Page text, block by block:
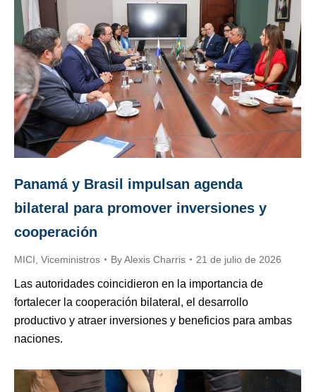
Panamá y Brasil impulsan agenda
bilateral para promover inversiones y
cooperación
MICI Viceministros ByAlexis Charris 21 de julio de 2026
Las autoridades coincidieron en la importancia de
fortalecer la cooperación bilateral, el desarrollo
productivo y atraer inversiones y beneficios para ambas
naciones.